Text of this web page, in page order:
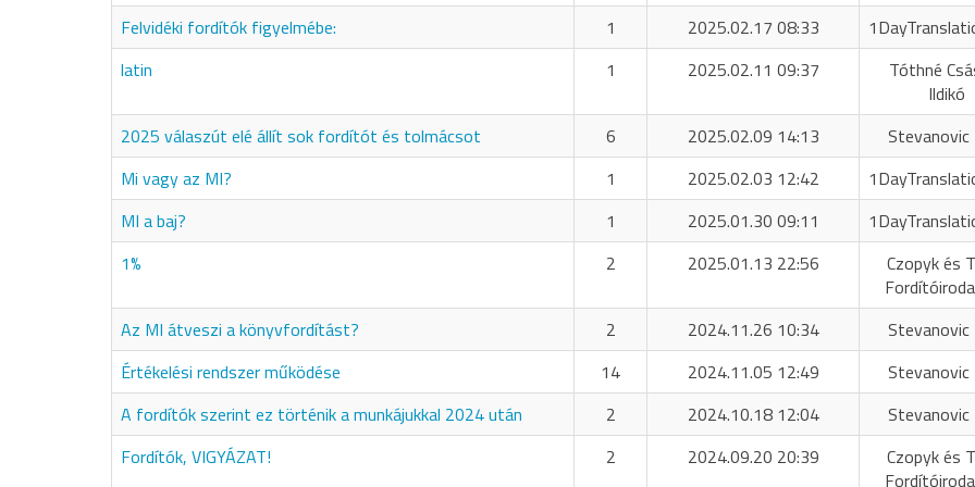
Felvidéki fordítók figyelmébe: 1 2025.02.17 08:33
latin
1 2025.02.11 09:37
Tóthné
Ildikó
2025 válaszút elé állít sok fordítót és tolmácsot
6 2025.02.09 14:13
Stevanovic
Mi vagy az MI?
1 2025.02.03 12:42
MI a baj?
1 2025.01.30 09:11
1%
2 2025.01.13 22:56
Czopyk és
Az MI átveszi a könyvfordítást?
2 2024.11.26 10:34
Stevanovic
Értékelési rendszer működése
14 2024.11.05 12:49
Stevanovic
A fordítók szerint ez történik a munkájukkal 2024 után
2 2024.10.18 12:04
Stevanovic
Fordítók, VIGYÁZAT!
2 2024.09.20 20:39
Czopyk és